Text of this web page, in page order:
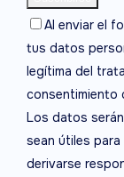
Al enviar el
tus datos
legítima del
consentimiento
Los datos
sean útiles
derivarse